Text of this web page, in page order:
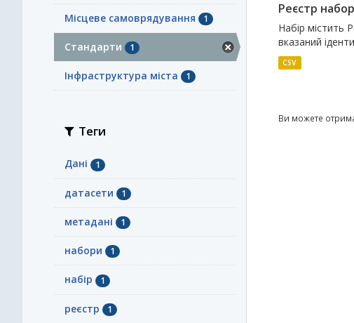
Місцеве самоврядування 1
Стандарти 1
Інфраструктура міста 1
Теги
Дані 1
датасети 1
метадані 1
набори 1
набір 1
реєстр 1
Реєстр
Набір містить
вказаний
CSV
Ви можете